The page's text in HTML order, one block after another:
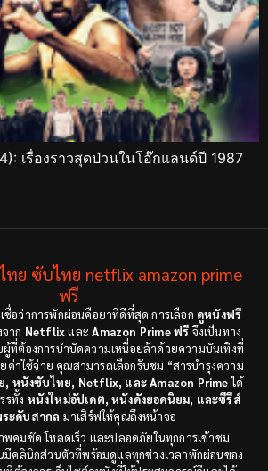
เรื่องราวสุดป่วนในโอ๊กแลนด์ปี 1987
ทย ซับไทย netflix amazon prime
ฟรี
เชื่อว่าการพักผ่อนคือยาที่ดีที่สุด การเลือก ดูหนังฟรี
าก NetflixและAmazon Prime ฟรี จึงเป็นทาง
ที่ต้องการบำบัดความเหนื่อยล้าด้วยความบันเทิงที่
ค่าใช้จ่าย คุณสามารถเลือกรับชม “สารบำรุงความ
, หนังซับไทย, Netflix, และ Amazon Primeได้
รทั้ง หนังใหม่อัปเดต, หนังดังยอดนิยม, และซีรีส์
ะดับสากล มาเสิร์ฟให้คุณถึงหน้าจอ
พคมชัด โหลดเร็ว และปลอดภัยในทุกการเข้าชม
มีคลินิกส่วนตัวที่พร้อมดูแลทุกช่วงเวลาพักผ่อนของ